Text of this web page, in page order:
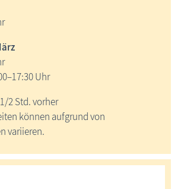
Uhr
2 Std. vorher
können aufgrund von
variieren.